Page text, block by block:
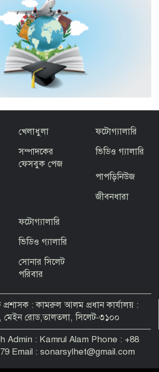
সিলেট মহানগর ছাত্রদলের সভাপতির
আলোচনায় আবুল হোসেন
খেলাধুলা
সম্পাদকের
ফেসবুক পেজ
ফটোগ্যালারি
ভিডিও গ্যালারি
পাপড়িনিউজ
জীবনধারা
ফটোগ্যালারি
ভিডিও গ্যালারি
সোনার সিলেট
পরিবার
: কামরুল আলম প্রধান কার্যালয় :
মেইন রোড,তালতলা, সিলেট-৩১০০
Admin : Kamrul Alam Phone : +88
Email : sonarsylhet@gmail.com